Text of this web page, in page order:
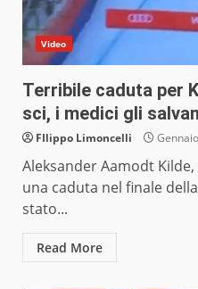
Video
Terribile caduta per
sci, i medici gli
FIlippo Limoncelli
Aleksander Aamodt
una caduta nel finale
stato...
Read More